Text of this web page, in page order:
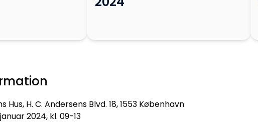
Hus, H. C. Andersens Blvd. 18, 1553 København
2024, kl. 09-13